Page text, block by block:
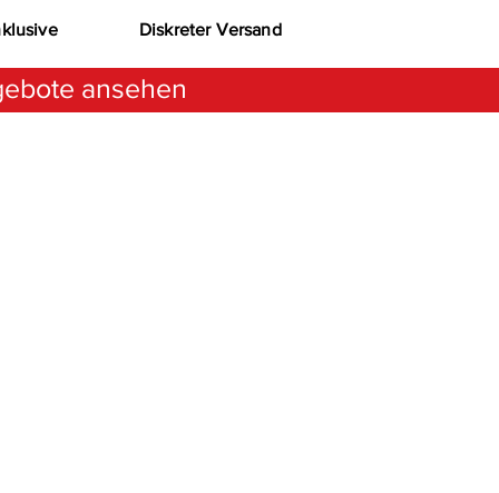
Diskreter Versand
ansehen